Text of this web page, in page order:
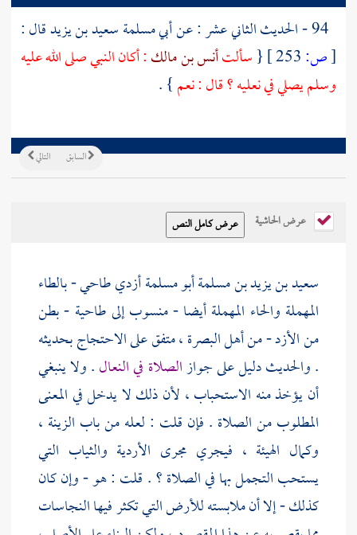
أبي مسلمة سعيد بن يزيدقال :
[ص: {سألتأنس بن مالك: أكان النبي صلى الله عليه
وسلم يصلي في نعليه ؟ قال : نعم} .
التالي السابق
عرض الحاشية
سعيد بن يزيد بن مسلمة أبو مسلمة أزدي طاحي - بالطاء
المهملة والحاء المهملة أيضا - منسوب إلىطاحية - بطن
منالأزد- من أهلالبصرة، متفق على الاحتجاج بحديثه
. والحديث دليل على جوازالصلاة في النعال. ولا ينبغي
أن يؤخذ منه الاستحباب ، لأن ذلك لا يدخل في المعنى
المطلوب من الصلاة . فإن قلت : لعله من باب الزينة ،
وكمال الهيئة ، فيجري مجرى الأردية والثياب التي
يستحب التجمل بها في الصلاة ؟ . قلت : هو - وإن كان
كذلك - إلا أن ملابسته للأرض التي تكثر فيها النجاسات